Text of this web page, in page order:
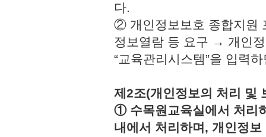
다.
② 개인정보보호 종합지원
정보열람 등 요구 → 개인
“교육관리시스템”을 입력
제2조(개인정보의 처리 및
① 수목원교육실에서 처리
내에서 처리하며, 개인정